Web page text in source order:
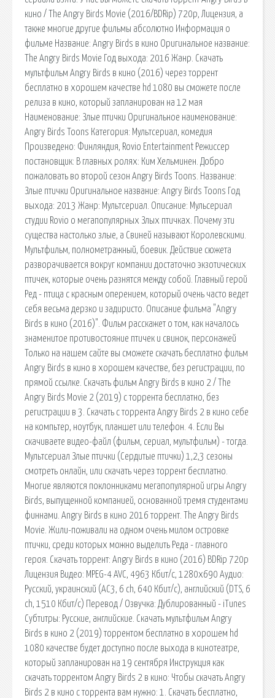
кино / The Angry Birds Movie (2016/BDRip) 720p, Лицензия, а
также многие другие фильмы абсолютно Информация о
фильме Название: Angry Birds в кино Оригинальное название:
The Angry Birds Movie Год выхода: 2016 Жанр. Скачать
мультфильм Angry Birds в кино (2016) через торрент
бесплатно в хорошем качестве hd 1080 вы сможете после
релиза в кино, который запланирован на 12 мая
Наименование: Злые птички Оригинальное наименование:
Angry Birds Toons Категория: Мультсериал, комедия
Произведено: Финляндия, Rovio Entertainment Режиссер
постановщик: В главных ролях: Ким Хельминен. Добро
пожаловать во второй сезон Angry Birds Toons. Название:
Злые птички Оригинальное название: Angry Birds Toons Год
выхода: 2013 Жанр: Мультсериал. Описание: Мульсериал
студии Rovio о мегапопулярных Злых птичках. Почему эти
существа настолько злые, а Свиней называют Королевскими.
Мультфильм, полнометражный, боевик. Действие сюжета
разворачивается вокруг компании достаточно экзотических
птичек, которые очень разнятся между собой. Главный герой
Ред - птица с красным оперением, который очень часто ведет
себя весьма дерзко и задиристо. Описание фильма "Angry
Birds в кино (2016)". Фильм расскажет о том, как началось
знаменитое противостояние птичек и свинок, персонажей
Только на нашем сайте вы сможете скачать бесплатно фильм
Angry Birds в кино в хорошем качестве, без регистрации, по
прямой ссылке. Скачать фильм Angry Birds в кино 2 / The
Angry Birds Movie 2 (2019) с торрента бесплатно, без
регистрации в 3. Скачать с торрента Angry Birds 2 в кино себе
на компьтер, ноутбук, планшет или телефон. 4. Если Вы
скачиваете видео-файл (фильм, сериал, мультфильм) - тогда.
Мультсериал Злые птички (Сердитые птички) 1,2,3 сезоны
смотреть онлайн, или скачать через торрент бесплатно.
Многие являются поклонниками мегапопулярной игры Angry
Birds, выпущенной компанией, основанной тремя студентами
финнами. Angry Birds в кино 2016 торрент. The Angry Birds
Movie. Жили-поживали на одном очень милом островке
птички, среди которых можно выделить Реда - главного
героя. Скачать торрент: Angry Birds в кино (2016) BDRip 720p
Лицензия Видео: MPEG-4 AVC, 4963 Кбит/с, 1280x690 Аудио:
Русский, украинский (AC3, 6 ch, 640 Кбит/с), английский (DTS, 6
ch, 1510 Кбит/с) Перевод / Озвучка: Дублированный - iTunes
Субтитры: Русские, английские. Скачать мультфильм Angry
Birds в кино 2 (2019) торрентом бесплатно в хорошем hd
1080 качестве будет доступно после выхода в кинотеатре,
который запланирован на 19 сентября Инструкция как
скачать торрентом Angry Birds 2 в кино: Чтобы скачать Angry
Birds 2 в кино с торрента вам нужно: 1. Скачать бесплатно,